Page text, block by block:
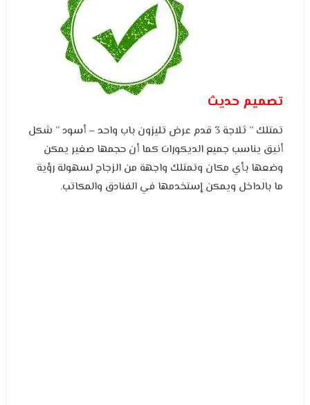
تصميم حديث
تمتلك ” ثلاجة 3 قدم عرض تليزون باب واحد – أسود ” شكل
أنيق يناسب جميع الديكورات كما أن حجمها صغير يمكن
وضعها بأي مكان وتمتلك واجهة من الزجاج لسهولة رؤية
ما بالداخل ويمكن إستخدمها في الفنادق والمكاتب.